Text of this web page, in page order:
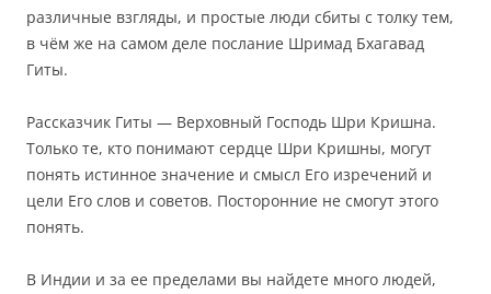
различные взгляды, и простые люди сбиты с толку тем,
в чём же на самом деле послание Шримад Бхагавад
Гиты.
Рассказчик Гиты — Верховный Господь Шри Кришна.
Только те, кто понимают сердце Шри Кришны, могут
понять истинное значение и смысл Его изречений и
цели Его слов и советов. Посторонние не смогут этого
понять.
В Индии и за ее пределами вы найдете много людей,